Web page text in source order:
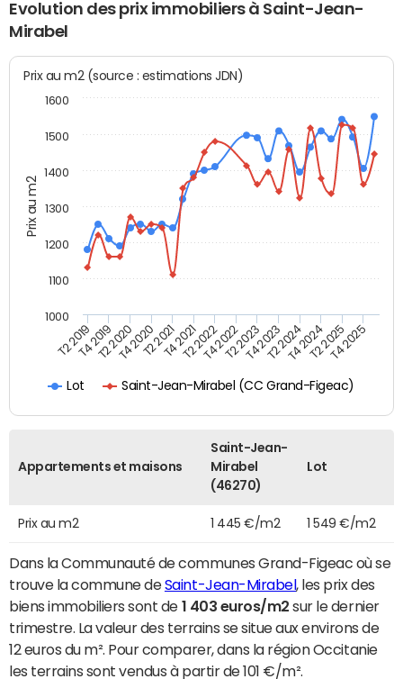
Evolution des prix immobiliers à Saint-Jean-
Mirabel
Prix au m2
Prix au m2 (source : estimations JDN)
Lot Saint-Jean-Mirabel (CC Grand-Figeac)
T2 2019T4 2019T2 2020T4 2020T2 2021T4 2021T2 2022T4 2022T2 2023T4 2023T2 2024T4 2024T2 2025T4 2025
1000
1100
1200
1300
1400
1500
1600
Appartements et maisons
Saint-Jean-
Mirabel
(46270)
Lot
Prix au m2 1 445 €/m2 1 549 €/m2
Dans la Communauté de communes Grand-Figeac où se
trouve la commune deSaint-Jean-Mirabel , les prix des
biens immobiliers sont de 1 403 euros/m2 sur le dernier
trimestre. La valeur des terrains se situe aux environs de
12 euros du m². Pour comparer, dans la région Occitanie
les terrains sont vendus à partir de 101 €/m².